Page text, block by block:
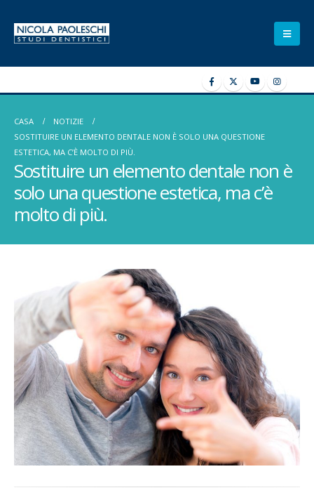
CASA
NOTIZIE
SOSTITUIRE UN ELEMENTO DENTALE NON È SOLO UNA QUESTIONE
ESTETICA, MA C’È MOLTO DI PIÙ.
Sostituire un elemento dentale non è
solo una questione estetica, ma c’è
molto di più.